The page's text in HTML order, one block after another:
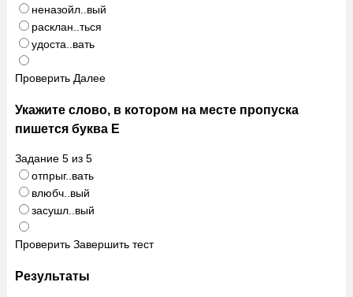
неназойл..вый
расклан..ться
удоста..вать
Проверить Далее
Укажите слово, в котором на месте пропуска
пишется буква Е
Задание 5из 5
отпрыг..вать
влюбч..вый
засушл..вый
Проверить Завершить тест
Результаты